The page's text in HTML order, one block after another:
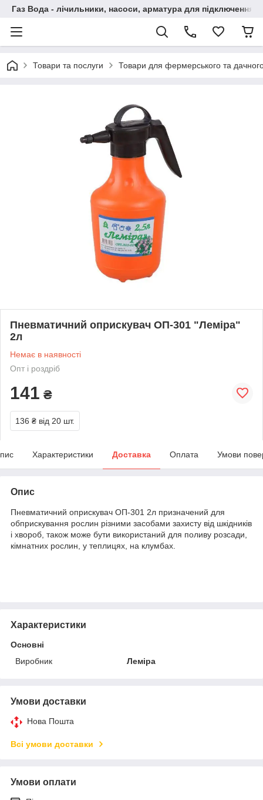
Газ Вода - лічильники, насоси, арматура для підключення,
Товари та послуги Товари для фермерського та
Пневматичний оприскувач ОП-301 "Леміра"
2л
Немає в наявності
Опт і роздріб
141 ₴
136 ₴ від 20 шт.
Характеристики Доставка Оплата Умови
Опис
Пневматичний оприскувач ОП-301 2л призначений для
обприскування рослин різними засобами захисту від шкідників
і хвороб, також може бути використаний для поливу розсади,
кімнатних рослин, у теплицях, на клумбах.
Характеристики
Основні
Виробник
Леміра
Умови доставки
Нова Пошта
Всі умови доставки
Умови оплати